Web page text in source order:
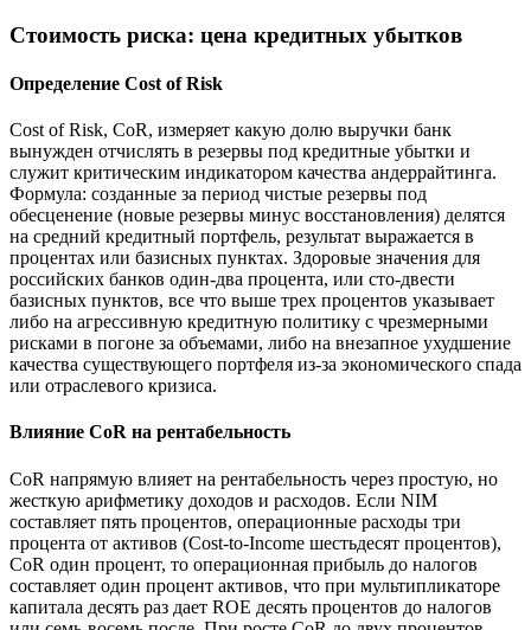
Стоимость риска: цена кредитных убытков
Определение Cost of Risk
Cost of Risk, CoR, измеряет какую долю выручки банк
вынужден отчислять в резервы под кредитные убытки и
служит критическим индикатором качества андеррайтинга.
Формула: созданные за период чистые резервы под
обесценение (новые резервы минус восстановления) делятся
на средний кредитный портфель, результат выражается в
процентах или базисных пунктах. Здоровые значения для
российских банков один-два процента, или сто-двести
базисных пунктов, все что выше трех процентов указывает
либо на агрессивную кредитную политику с чрезмерными
рисками в погоне за объемами, либо на внезапное ухудшение
качества существующего портфеля из-за экономического спада
или отраслевого кризиса.
Влияние CoR на рентабельность
CoR напрямую влияет на рентабельность через простую, но
жесткую арифметику доходов и расходов. Если NIM
составляет пять процентов, операционные расходы три
процента от активов (Cost-to-Income шестьдесят процентов),
CoR один процент, то операционная прибыль до налогов
составляет один процент активов, что при мультипликаторе
капитала десять раз дает ROE десять процентов до налогов